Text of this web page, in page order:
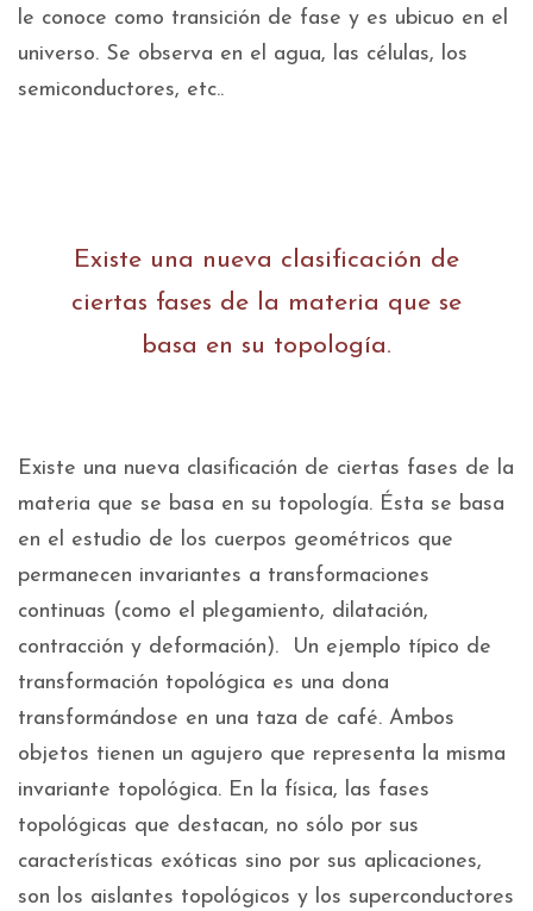
le conoce como transición de fase y es ubicuo en el
universo. Se observa en el agua, las células, los
semiconductores, etc..
Existe una nueva clasificación de
ciertas fases de la materia que se
basa en su topología.
Existe una nueva clasificación de ciertas fases de la
materia que se basa en su topología. Ésta se basa
en el estudio de los cuerpos geométricos que
permanecen invariantes a transformaciones
continuas (como el plegamiento, dilatación,
contracción y deformación). Un ejemplo típico de
transformación topológica es una dona
transformándose en una taza de café. Ambos
objetos tienen un agujero que representa la misma
invariante topológica. En la física, las fases
topológicas que destacan, no sólo por sus
características exóticas sino por sus aplicaciones,
son los aislantes topológicos y los superconductores